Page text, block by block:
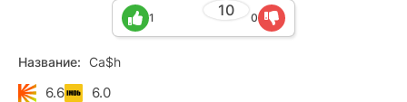
10
1 0
Название: Ca$h
6.6 6.0